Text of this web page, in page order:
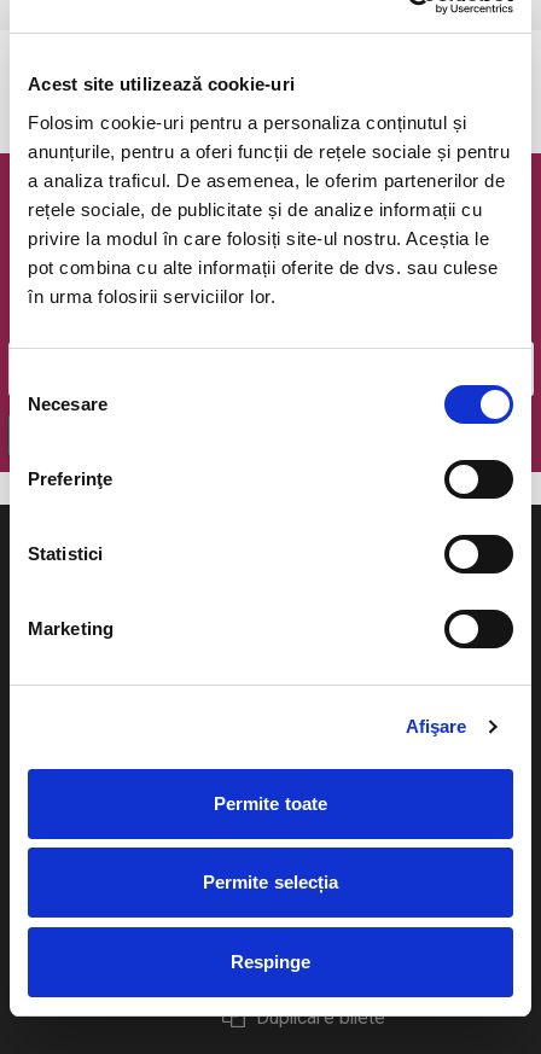
Acest site utilizează cookie-uri
Folosim cookie-uri pentru a personaliza conținutul și
anunțurile, pentru a oferi funcții de rețele sociale și pentru
a analiza traficul. De asemenea, le oferim partenerilor de
rețele sociale, de publicitate și de analize informații cu
privire la modul în care folosiți site-ul nostru. Aceștia le
pot combina cu alte informații oferite de dvs. sau culese
în urma folosirii serviciilor lor.
consimțământului
Necesare
Preferinţe
Statistici
Marketing
Afişare
Permite toate
Permite selecția
Respinge
Evenimentul a expirat.
Newsletter @ Bilete.ro
Oferte exclusive si o editie saptamanala cu cele mai noi
evenimente.
Cum comand bilete?
Plata online sau cash
eBilet printat acasa
Livrare prin curier
Returnare bilete
Duplicare bilete
Evenimente
festivaluri
Pentru copii